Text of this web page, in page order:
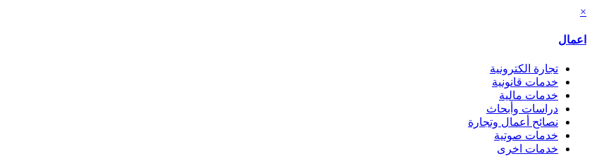
×
اعمال
تجارة الكترونية
خدمات قانونية
خدمات مالية
دراسات وأبحاث
نصائح أعمال وتجارة
خدمات صوتية
خدمات اخرى